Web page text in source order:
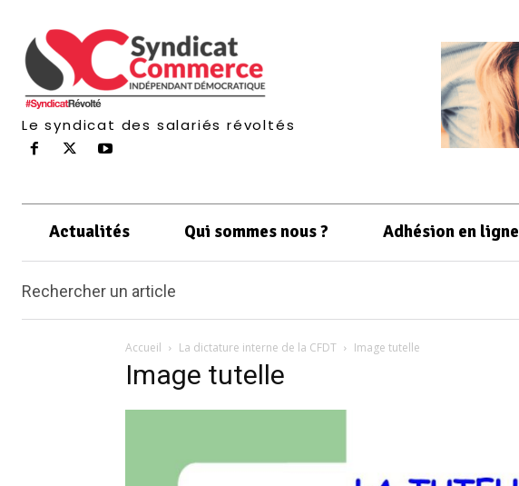
Le syndicat des salariés révoltés
Actualités Qui sommes nous ? Adhésion en ligne
Rechercher un article
Accueil La dictature interne de la CFDT Image tutelle
Image tutelle